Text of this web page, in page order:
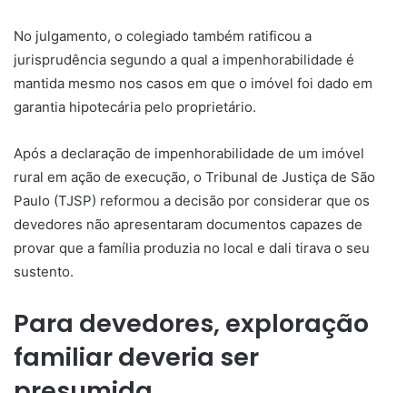
No julgamento, o colegiado também ratificou a
jurisprudência segundo a qual a impenhorabilidade é
mantida mesmo nos casos em que o imóvel foi dado em
garantia hipotecária pelo proprietário.
Após a declaração de impenhorabilidade de um imóvel
rural em ação de execução, o Tribunal de Justiça de São
Paulo (TJSP) reformou a decisão por considerar que os
devedores não apresentaram documentos capazes de
provar que a família produzia no local e dali tirava o seu
sustento.
Para devedores, exploração
familiar deveria ser